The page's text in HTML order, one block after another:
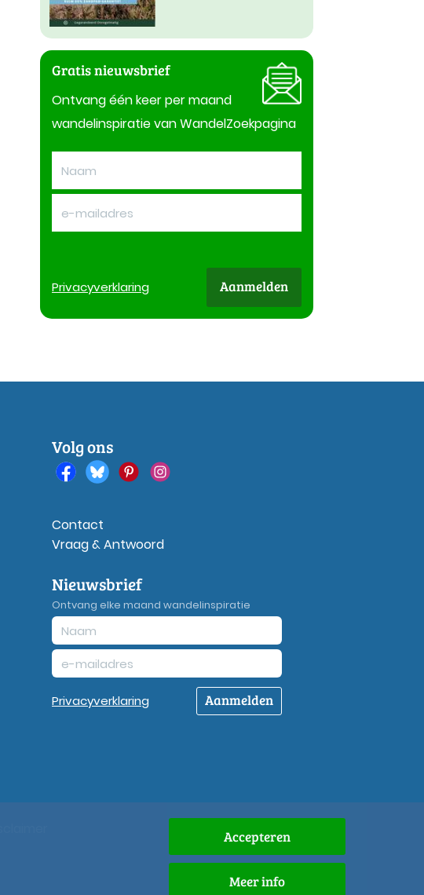
Gratis nieuwsbrief
Ontvang één keer per maand
wandelinspiratie van WandelZoekpagina
Privacyverklaring Aanmelden
Volg ons
Contact
Vraag & Antwoord
Nieuwsbrief
Ontvang elke maand wandelinspiratie
Privacyverklaring Aanmelden
Accepteren
Meer info